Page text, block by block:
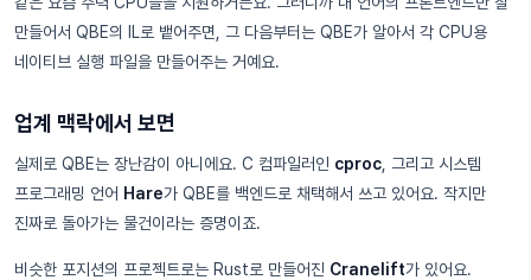
만들어서 QBE의 IL로 뱉어주면, 그 다음부터는 QBE가 알아서 각 CPU용
네이티브 실행 파일을 만들어주는 거예요.
업계 맥락에서 보면
실제로 QBE는 장난감이 아니에요. C 컴파일러인 cproc , 그리고 시스템
프로그래밍 언어 Hare가 QBE를 백엔드로 채택해서 쓰고 있어요. 작지만
진짜로 돌아가는 물건이라는 증명이죠.
비슷한 포지션의 프로젝트로는 Rust로 만들어진 Cranelift가 있어요.